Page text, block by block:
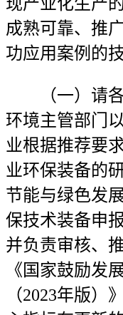
成熟可靠、推
功应用案例的
（一）请各
环境主管部门
业根据推荐要
业环保装备的
节能与绿色发
保技术装备申
并负责审核、
《国家鼓励发
（2023年版）